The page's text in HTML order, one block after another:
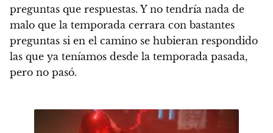
preguntas que respuestas. Y no tendría nada de
malo que la temporada cerrara con bastantes
preguntas si en el camino se hubieran respondido
las que ya teníamos desde la temporada pasada,
pero no pasó.